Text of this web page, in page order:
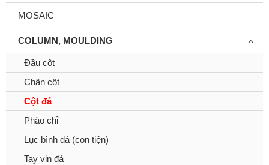
MOSAIC
COLUMN, MOULDING
Đầu cột
Chân cột
Cột đá
Phào chỉ
Lục bình đá (con tiện)
Tay vịn đá